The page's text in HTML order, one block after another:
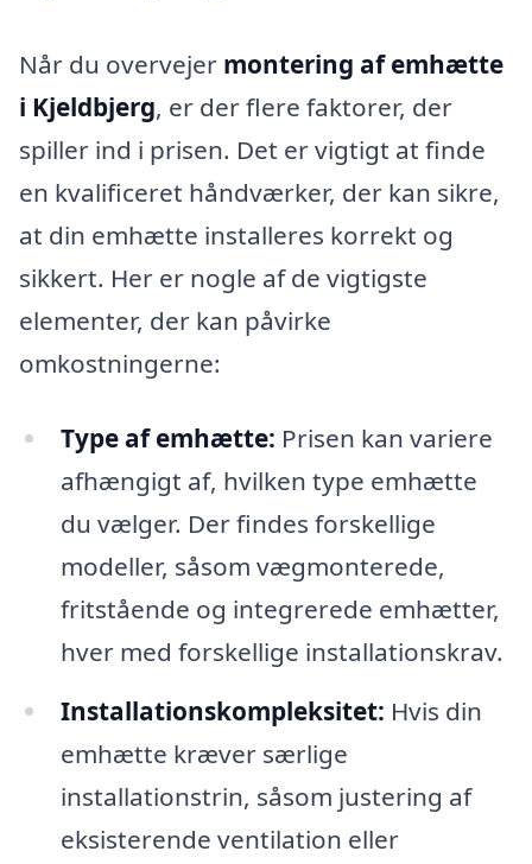
Når du overvejer montering af emhætte
i Kjeldbjerg, er der flere faktorer, der
spiller ind i prisen. Det er vigtigt at finde
en kvalificeret håndværker, der kan sikre,
at din emhætte installeres korrekt og
sikkert. Her er nogle af de vigtigste
elementer, der kan påvirke
omkostningerne:
Type af emhætte: Prisen kan variere
afhængigt af, hvilken type emhætte
du vælger. Der findes forskellige
modeller, såsom vægmonterede,
fritstående og integrerede emhætter,
hver med forskellige installationskrav.
Installationskompleksitet: Hvis din
emhætte kræver særlige
installationstrin, såsom justering af
eksisterende ventilation eller